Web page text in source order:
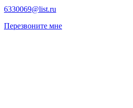
6330069@list.ru
Перезвоните мне